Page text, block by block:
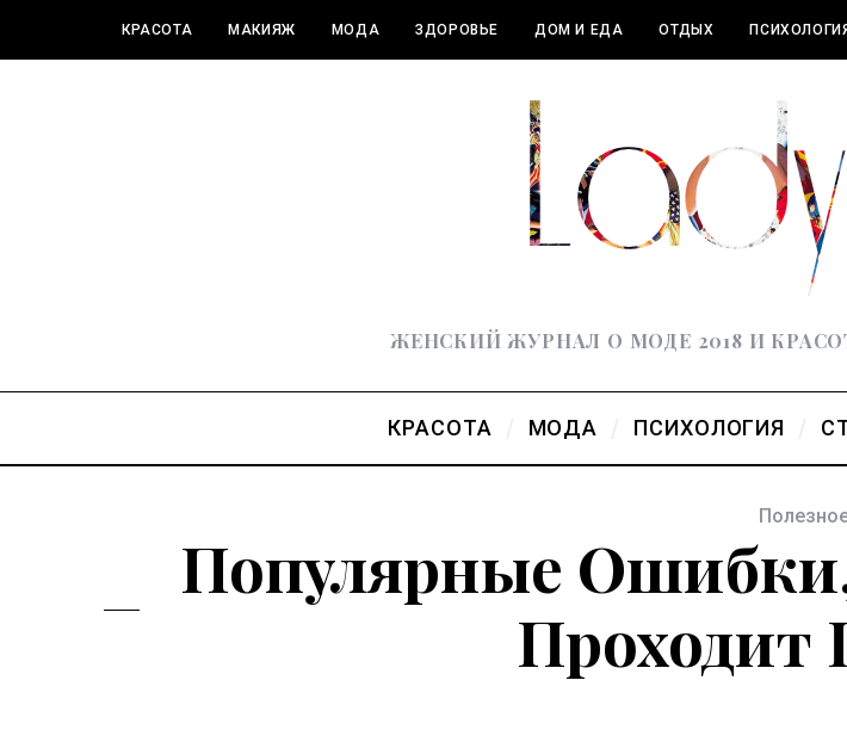
КРАСОТА МАКИЯЖ МОДА ЗДОРОВЬЕ ДОМ И ЕДА ОТДЫХ
ЖЕНСКИЙ ЖУРНАЛ О МОДЕ 2018 И
КРАСОТА МОДА ПСИХОЛОГИЯ
Популярные
Проходит